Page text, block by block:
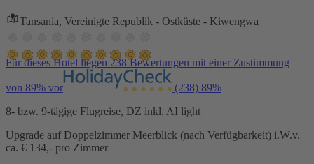
Tansania, Vereinigte Republik - Ostküste - Kiwengwa
Für dieses Hotel liegen 238 Bewertungen mit einer Zustimmung
von 89% vor (238) 89%
8- bzw. 9-tägige Flugreise, DZ inkl. AI light
Upgrade auf Doppelzimmer Meerblick (nach Verfügbarkeit) i.W.v.
ca. € 134,- pro Zimmer